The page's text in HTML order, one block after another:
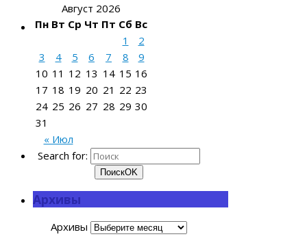
Август 2026
Пн Вт Ср Чт Пт Сб Вс
« Июл
1
2
3
4 5 6 7 8
9
10 11 12 13 14 15 16
17 18 19 20 21 22 23
24 25 26 27 28 29 30
31
Search for:
ПоискOK
Архивы
Архивы